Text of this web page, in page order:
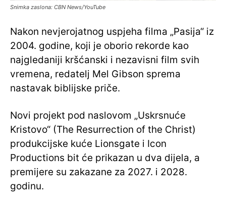
Snimka zaslona: CBN News/YouTube
Nakon nevjerojatnog uspjeha filma „Pasija“ iz
2004. godine, koji je oborio rekorde kao
najgledaniji kršćanski i nezavisni film svih
vremena, redatelj Mel Gibson sprema
nastavak biblijske priče.
Novi projekt pod naslovom „Uskrsnuće
Kristovo“ (The Resurrection of the Christ)
produkcijske kuće Lionsgate i Icon
Productions bit će prikazan u dva dijela, a
premijere su zakazane za 2027. i 2028.
godinu.